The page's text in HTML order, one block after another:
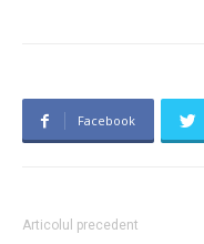
Facebook
Articolul precedent